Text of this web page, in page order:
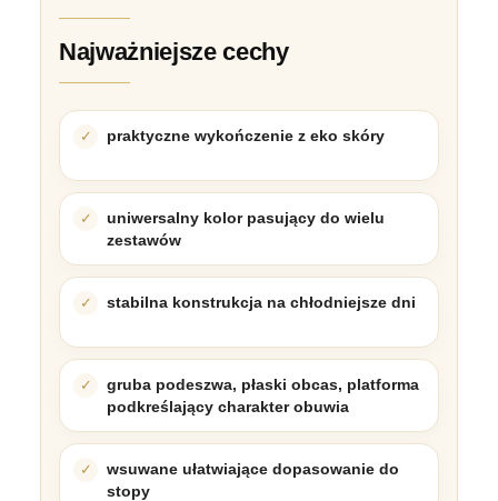
Najważniejsze cechy
praktyczne wykończenie z eko skóry
uniwersalny kolor pasujący do wielu
zestawów
stabilna konstrukcja na chłodniejsze dni
gruba podeszwa, płaski obcas, platforma
podkreślający charakter obuwia
wsuwane ułatwiające dopasowanie do
stopy